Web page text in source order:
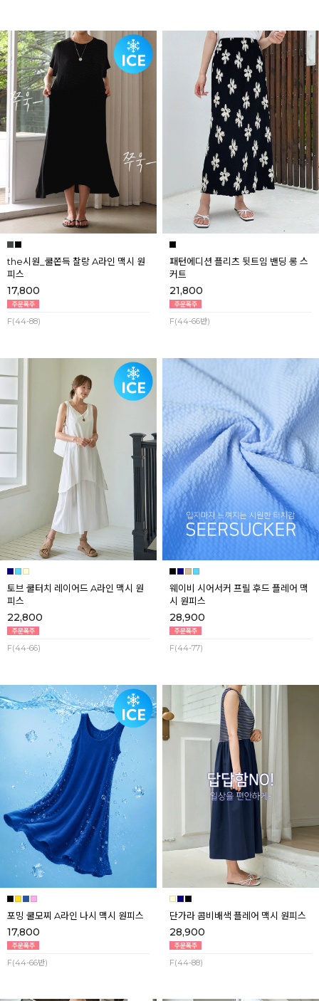
the시원_쿨쫀득 찰랑 A라인 맥시 원
피스
17,800
F(44-88)
패턴에디션 플리츠 뒷트임 밴딩 롱 스
커트
21,800
F(44-66반)
토브 쿨터치 레이어드 A라인 맥시 원
피스
22,800
F(44-66)
웨이비 시어서커 프릴 후드 플레어 맥
시 원피스
28,900
F(44-77)
포밍 쿨모찌 A라인 나시 맥시 원피스
17,800
F(44-66반)
단가라 콤비배색 플레어 맥시 원피스
28,900
F(44-88)